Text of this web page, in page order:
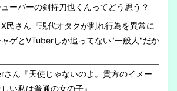
ーバーの剣持刀也くんってどう思う？
X民さん『現代オタクが割れ行為を異常に
ゲとVTuberしか追ってない"一般人"だか
さん『天使じゃないのよ。貴方のイメー
い私は普通の女の子』